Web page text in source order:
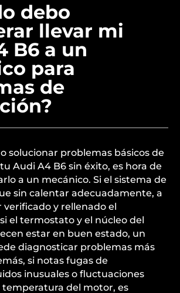
debo
llevar mi
B6 a un
para
de
solucionar problemas básicos de
Audi A4 B6 sin éxito, es hora de
a un mecánico. Si el sistema de
sin calentar adecuadamente, a
verificado y rellenado el
el termostato y el núcleo del
estar en buen estado, un
diagnosticar problemas más
si notas fugas de
inusuales o fluctuaciones
temperatura del motor, es